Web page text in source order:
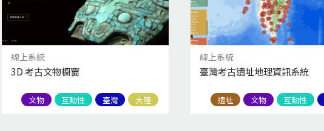
線上系統
3D 考古文物櫥窗
文物 互動性 臺灣 大陸
線上系統
臺灣考古遺址地理資訊系統
遺址 文物 互動性